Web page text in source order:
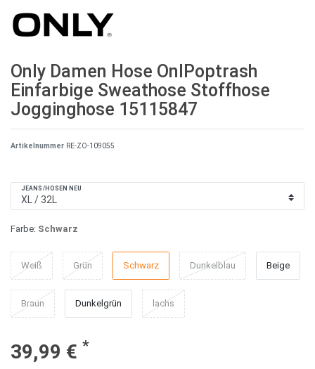
Only Damen Hose OnlPoptrash
Einfarbige Sweathose Stoffhose
Jogginghose 15115847
Artikelnummer RE-ZO-109055
JEANS/HOSEN NEU
Farbe: Schwarz
Weiß Grün Schwarz Dunkelblau Beige
Braun Dunkelgrün lachs
39,99 € *